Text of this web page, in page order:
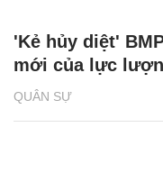
QUÂN SỰ
'Kẻ hủy diệt'
mới của lực